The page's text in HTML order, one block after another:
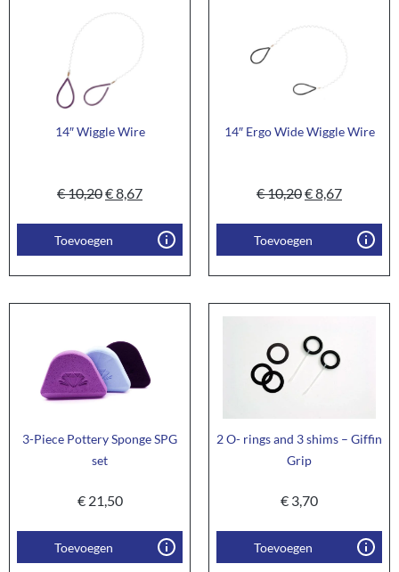
14″ Wiggle Wire
€10,20€8,67
Toevoegen
14″ Ergo Wide Wiggle Wire
€10,20€8,67
Toevoegen
3-Piece Pottery Sponge SPG
set
€21,50
Toevoegen
2 O- rings and 3 shims – Giffin
Grip
€ 3,70
Toevoegen